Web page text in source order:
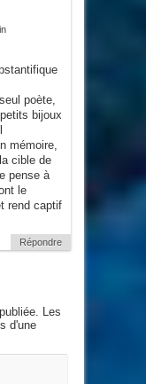
poète,
bijoux
mémoire,
cible de
pense à
le
rend captif
Répondre
Les
d'une